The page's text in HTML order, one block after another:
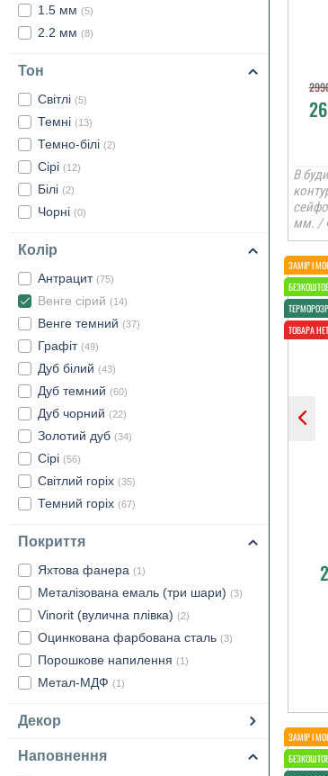
1.5 мм (5)
2.2 мм (8)
Тон
Світлі (5)
Темні (13)
Темно-білі (2)
Сірі (12)
Білі (2)
Чорні (0)
Колір
Антрацит (75)
Венге сірий (14)
Венге темний (37)
Графіт (49)
Дуб білий (43)
Дуб темний (60)
Дуб чорний (22)
Золотий дуб (34)
Сірі (56)
Світлий горіх (35)
Темний горіх (67)
Покриття
Яхтова фанера (1)
Металізована емаль (три шари) (3)
Vinorit (вулична плівка) (2)
Оцинкована фарбована сталь (3)
Порошкове напилення (1)
Метал-МДФ (1)
Декор
Наповнення
В
мм. /